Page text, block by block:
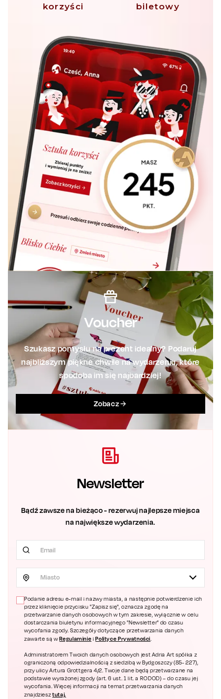
korzyści
biletowy
Voucher
Szukasz pomysłu na prezent idealny? Podaruj
najbliższym piękne chwile na wydarzeniu, które
spodoba im się najbardziej!
Zobacz
Newsletter
Bądź zawsze na bieżąco - rezerwuj najlepsze miejsca
na największe wydarzenia.
Miasto
Podanie adresu e-mail i nazwy miasta, a następnie potwierdzenie ich
przez kliknięcie przycisku "Zapisz się", oznacza zgodę na
przetwarzanie danych osobowych w tym zakresie, wyłącznie w celu
dostarczania biuletynu informacyjnego "Newsletter" do czasu
wycofania zgody. Szczegóły dotyczące przetwarzania danych
zawarte są wRegulaminie i Polityce Prywatności.
Administratorem Twoich danych osobowych jest Adria Art spółka z
ograniczoną odpowiedzialnością z siedzibą w Bydgoszczy (85- 227),
przy ulicy Artura Grottgera 4/2. Twoje dane będą przetwarzane na
podstawie wyrażonej zgody (art. 6 ust. 1 lit. a RODOD) – do czasu jej
wycofania. Więcej informacji na temat przetwarzania danych
znajdziesztutaj.